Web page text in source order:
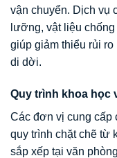
vận chuyển. Dịch vụ
lưỡng, vật liệu
giúp giảm thiểu rủi
di dời.
Quy trình khoa học
Các đơn vị cung cấp
quy trình chặt chẽ từ
sắp xếp tại văn